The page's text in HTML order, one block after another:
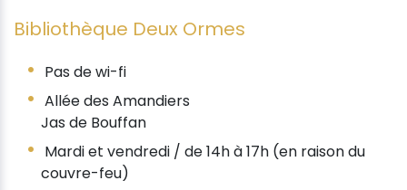
Bibliothèque Deux Ormes
Pas de wi-fi
Allée des Amandiers
Jas de Bouffan
Mardi et vendredi / de 14h à 17h (en raison du
couvre-feu)